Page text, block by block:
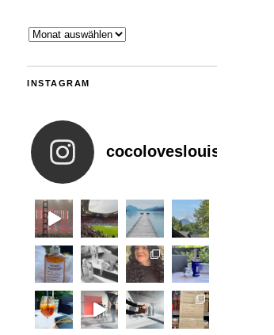
Archiv
INSTAGRAM
cocoloveslouis